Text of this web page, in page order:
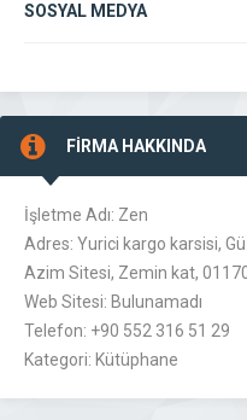
SOSYAL MEDYA
FİRMA HAKKINDA
İşletme Adı: Zen
Adres: Yurici kargo karsisi,
Azim Sitesi, Zemin kat,
Web Sitesi: Bulunamadı
Telefon: +90 552 316 51 29
Kategori: Kütüphane